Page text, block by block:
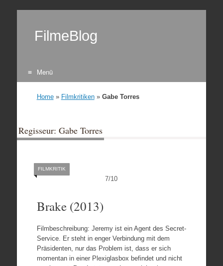
FilmeBlog
Menü
Home» Filmkritiken» Gabe Torres
Regisseur: Gabe Torres
7/10
FILMKRITIK
Brake (2013)
Filmbeschreibung: Jeremy ist ein Agent des Secret-
Service. Er steht in enger Verbindung mit dem
Präsidenten, nur das Problem ist, dass er sich
momentan in einer Plexiglasbox befindet und nicht